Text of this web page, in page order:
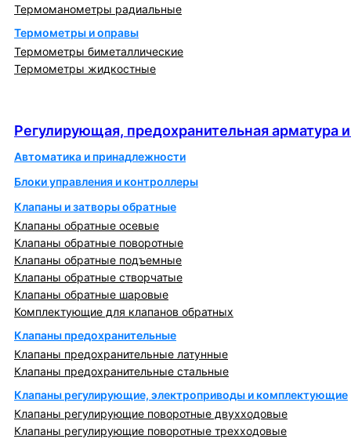
Термоманометры радиальные
Термометры и оправы
Термометры биметаллические
Термометры жидкостные
Регулирующая, предохранительная арматура
Автоматика и принадлежности
Блоки управления и контроллеры
Клапаны и затворы обратные
Клапаны обратные осевые
Клапаны обратные поворотные
Клапаны обратные подъемные
Клапаны обратные створчатые
Клапаны обратные шаровые
Комплектующие для клапанов обратных
Клапаны предохранительные
Клапаны предохранительные латунные
Клапаны предохранительные стальные
Клапаны регулирующие, электроприводы и комплектующие
Клапаны регулирующие поворотные двухходовые
Клапаны регулирующие поворотные трехходовые